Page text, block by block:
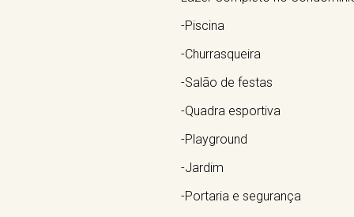
-Piscina
-Churrasqueira
-Salão de festas
-Quadra esportiva
-Playground
-Jardim
-Portaria e segurança